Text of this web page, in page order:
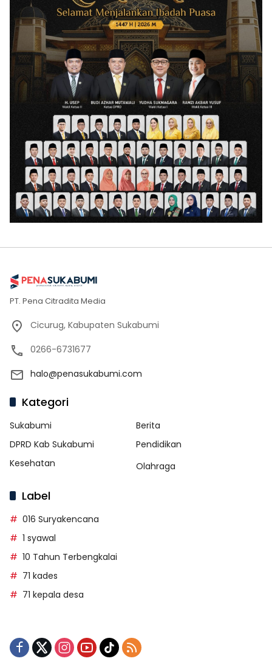
PT. Pena Citradita Media
Cicurug, Kabupaten Sukabumi
0266-6731677
halo@penasukabumi.com
Kategori
Sukabumi
Berita
DPRD Kab Sukabumi
Pendidikan
Kesehatan
Olahraga
Label
016 Suryakencana
1 syawal
10 Tahun Terbengkalai
71 kades
71 kepala desa